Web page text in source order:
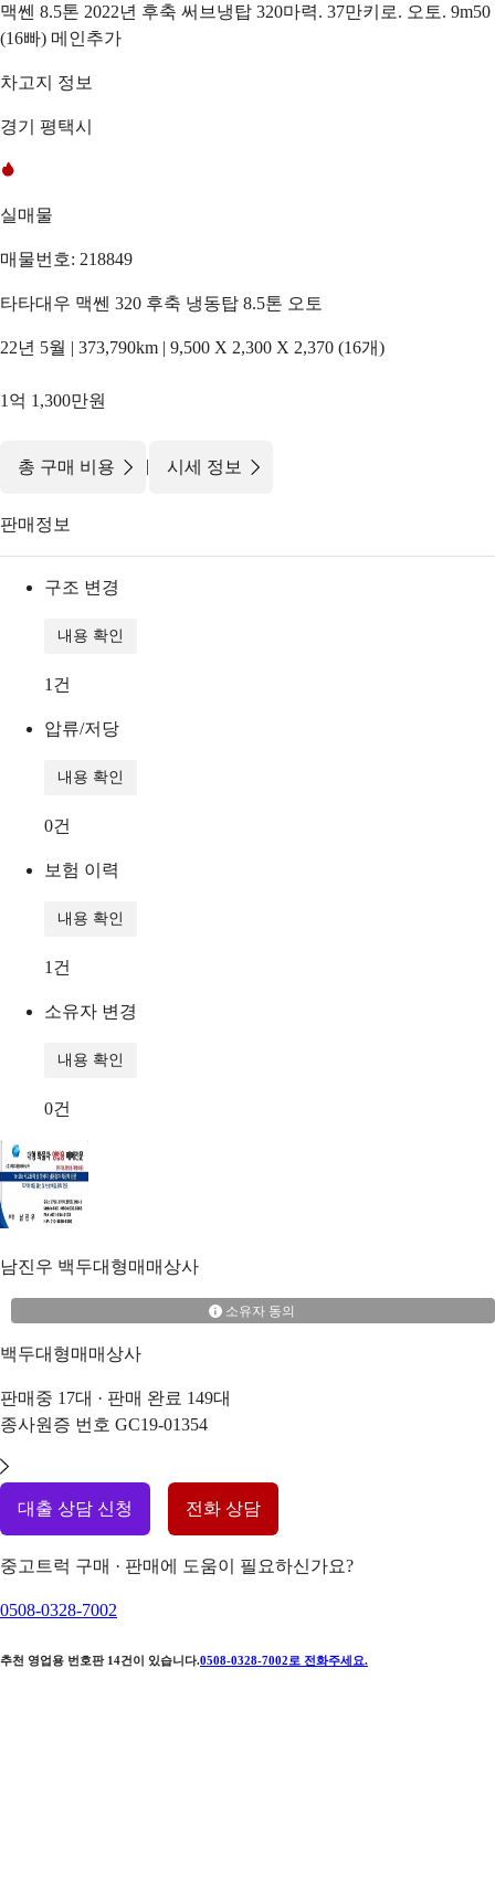
맥쎈 8.5톤 2022년 후축 써브냉탑 320마력. 37만키로. 오토. 9m50
(16빠) 메인추가
차고지 정보
경기 평택시
실매물
매물번호: 218849
타타대우 맥쎈 320 후축 냉동탑 8.5톤 오토
22년 5월 | 373,790km | 9,500 X 2,300 X 2,370 (16개)
1억 1,300만원
총 구매 비용 | 시세 정보
판매정보
구조 변경
내용 확인
1 건
압류/저당
내용 확인
0건
보험 이력
내용 확인
1 건
소유자 변경
내용 확인
0건
남진우 백두대형매매상사
소유자 동의
백두대형매매상사
판매중 17대 · 판매 완료 149대
종사원증 번호 GC19-01354
대출 상담 신청 전화 상담
중고트럭 구매 · 판매에 도움이 필요하신가요?
0508-0328-7002
추천 영업용 번호판 14건이 있습니다.0508-0328-7002 로 전화주세요.